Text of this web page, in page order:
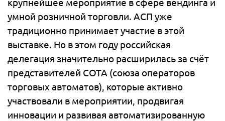
крупнейшее мероприятие в сфере вендинга и
умной розничной торговли. АСП уже
традиционно принимает участие в этой
выставке. Но в этом году российская
делегация значительно расширилась за счёт
представителей СОТА (союза операторов
торговых автоматов), которые активно
участвовали в мероприятии, продвигая
инновации и развивая автоматизированную